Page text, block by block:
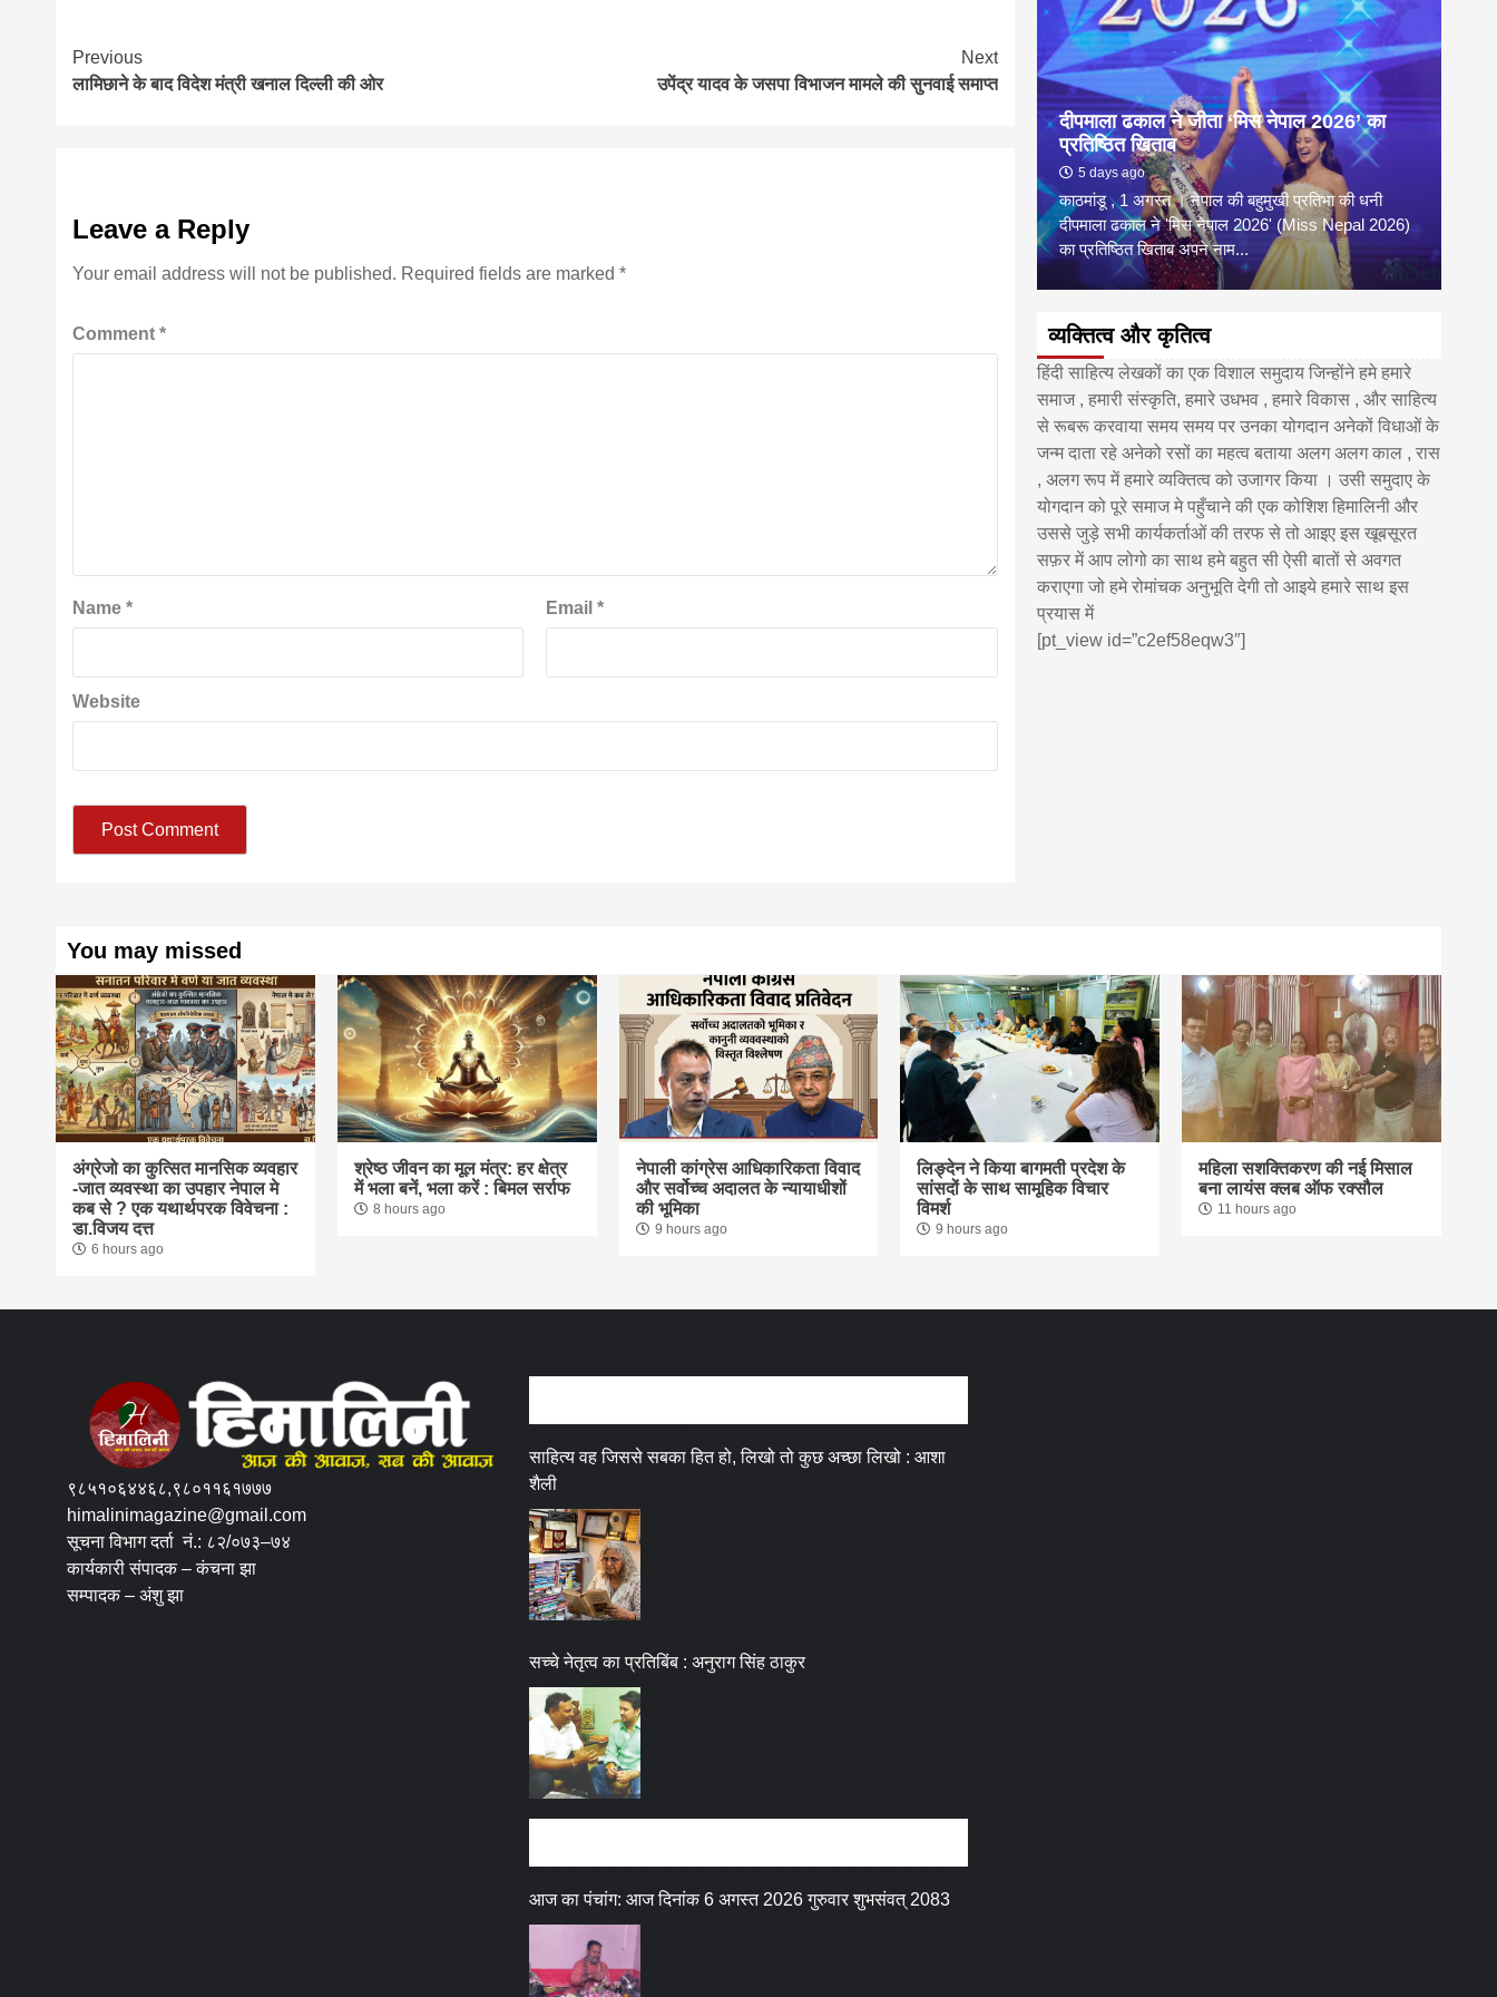
Continue
Reading
Previous
लामिछाने के बाद विदेश मंत्री खनाल दिल्ली की ओर
Next
उपेंद्र यादव के जसपा विभाजन मामले की सुनवाई समाप्त
Leave a Reply
Your email address will not be published. Required fields are marked*
Comment*
Name* Email*
Website
दीपमाला ढकाल ने जीता ‘मिस नेपाल 2026’ का
प्रतिष्ठित खिताब
5 days ago
काठमांडू , 1 अगस्त । नेपाल की बहुमुखी प्रतिभा की धनी
दीपमाला ढकाल ने 'मिस नेपाल 2026' (Miss Nepal 2026)
का प्रतिष्ठित खिताब अपने नाम...
व्यक्तित्व और कृतित्व
हिंदी साहित्य लेखकों का एक विशाल समुदाय जिन्होंने हमे हमारे
समाज , हमारी संस्कृति, हमारे उधभव , हमारे विकास , और साहित्य
से रूबरू करवाया समय समय पर उनका योगदान अनेकों विधाओं के
जन्म दाता रहे अनेको रसों का महत्व बताया अलग अलग काल , रास
, अलग रूप में हमारे व्यक्तित्व को उजागर किया । उसी समुदाए के
योगदान को पूरे समाज मे पहुँचाने की एक कोशिश हिमालिनी और
उससे जुड़े सभी कार्यकर्ताओं की तरफ से तो आइए इस खूबसूरत
सफ़र में आप लोगो का साथ हमे बहुत सी ऐसी बातों से अवगत
कराएगा जो हमे रोमांचक अनुभूति देगी तो आइये हमारे साथ इस
प्रयास में
[pt_view id=”c2ef58eqw3″]
You may missed
अंग्रेजो का कुत्सित मानसिक व्यवहार
-जात व्यवस्था का उपहार नेपाल मे
कब से ? एक यथार्थपरक विवेचना :
डा.विजय दत्त
6 hours ago
श्रेष्ठ जीवन का मूल मंत्र: हर क्षेत्र
में भला बनें, भला करें : बिमल सर्राफ
8 hours ago
नेपाली कांग्रेस आधिकारिकता विवाद
और सर्वोच्च अदालत के न्यायाधीशों
की भूमिका
9 hours ago
लिङ्देन ने किया बागमती प्रदेश के
सांसदों के साथ सामूहिक विचार
विमर्श
9 hours ago
महिला सशक्तिकरण की नई मिसाल
बना लायंस क्लब ऑफ रक्सौल
11 hours ago
९८५१०६४४६८,९८०११६१७७७
himalinimagazine@gmail.com
सूचना विभाग दर्ता नं.: ८२/०७३–७४
कार्यकारी संपादक – कंचना झा
सम्पादक – अंशु झा
साहित्य वह जिससे सबका हित हो, लिखो तो कुछ अच्छा लिखो : आशा
शैली
सच्चे नेतृत्व का प्रतिबिंब : अनुराग सिंह ठाकुर
आज का पंचांग: आज दिनांक 6 अगस्त 2026 गुरुवार शुभसंवत् 2083